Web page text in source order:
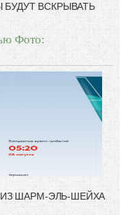
ВСКРЫВАТЬ
Фото:
ИЗ ШАРМ-ЭЛЬ-ШЕЙХА